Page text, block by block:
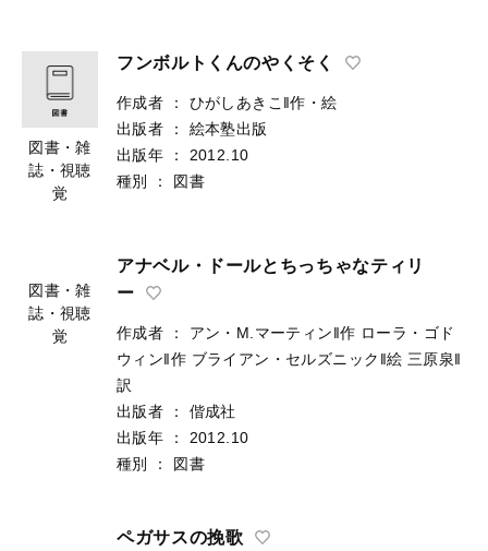
図書・雑
誌・視聴
覚
フンボルトくんのやくそく
作成者 ：
ひがしあきこ‖作・絵
出版者
：
絵本塾出版
出版年
：
2012.10
種別
： 図書
図書・雑
アナベル・ドールとちっちゃなティリ
ー
作成者 ： アン・M.マーティン‖作 ローラ・ゴド
ウィン‖作 ブライアン・セルズニック‖絵 三原泉‖
訳
出版者
：
偕成社
出版年
：
2012.10
種別
： 図書
ペガサスの挽歌